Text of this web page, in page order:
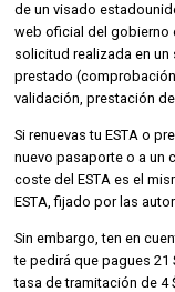
de un visado
web oficial del gobierno
solicitud realizada en
prestado
validación, prestación
Si renuevas tu ESTA o
nuevo pasaporte o a un
coste del ESTA es el
ESTA, fijado por las
Sin embargo, ten en
te pedirá que pagues 21
tasa de tramitación de 4